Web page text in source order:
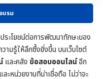
บรม
ประโยชน์ต่อการพัฒนาทักษะของ
ามรู้ให้ลึกซึ้งยิ่งขึ้น บนเว็บไซต์
และคลัง ข้อสอบออนไลน์อีก
และหน่วยงานที่น่าเชื่อถือ ไม่ว่าจะ